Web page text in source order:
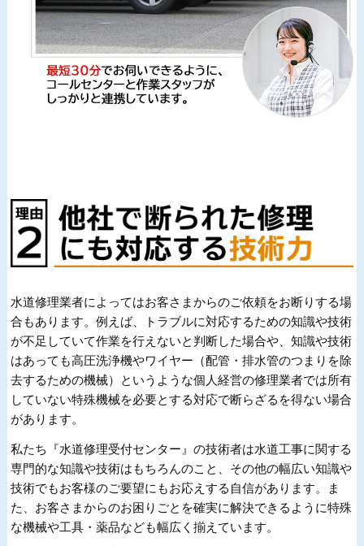
水道修理業者によってはお客さまからのご依頼をお断りする場
合もあります。例えば、トラブルに対応するための知識や技術
が不足していて作業を行えないと判断した場合や、知識や技術
はあっても高圧洗浄機やワイヤー（配管・排水管のつまりを除
去するための機械）というような個人経営の修理業者では所有
していない特殊機械を必要とする対応で断らざるを得ない場合
があります。
私たち『水道修理受付センター』の技術者は水道工事に関する
専門的な知識や技術はもちろんのこと、その他の幅広い知識や
技術でもお客様のご要望にもお応えする自信があります。ま
た、お客さまからのお困りごとを確実に解決できるように特殊
な機械や工具・薬品なども幅広く揃えています。